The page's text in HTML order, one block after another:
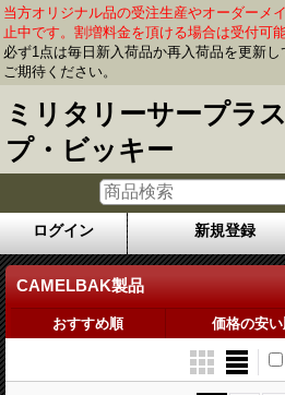
当方オリジナル品の受注生産やオーダーメ
止中です。割増料金を頂ける場合は受付可能
必ず1点は毎日新入荷品か再入荷品を更新し
ご期待ください。
ミリタリーサープラ
プ・ビッキー
ログイン 新規登録
CAMELBAK製品
おすすめ順 価格の安い